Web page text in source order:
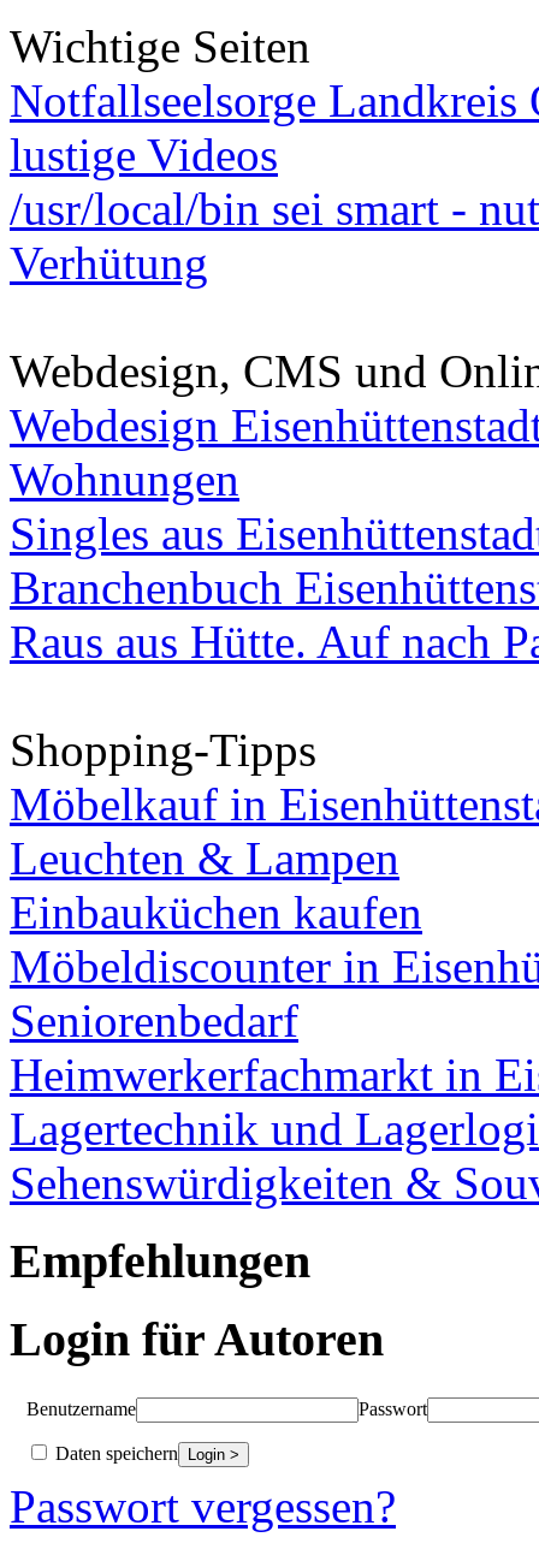
Wichtige Seiten
Notfallseelsorge Landkreis
lustige Videos
/usr/local/bin sei smart -
Verhütung
Webdesign, CMS und
Webdesign
Wohnungen
Singles aus
Branchenbuch
Raus aus Hütte. Auf nach
Shopping-Tipps
Möbelkauf in
Leuchten & Lampen
Einbauküchen kaufen
Möbeldiscounter in
Seniorenbedarf
Heimwerkerfachmarkt in
Lagertechnik und
Sehenswürdigkeiten &
Empfehlungen
Login für Autoren
Benutzername Passwort
Daten speichern
Passwort vergessen?